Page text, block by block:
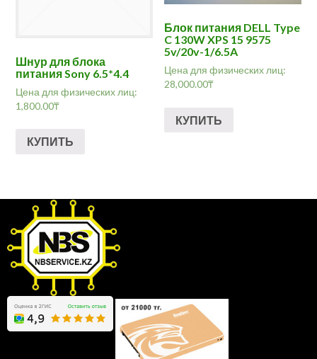
Шнур для блока
питания Sony 6.5*4.4
Цена для физических лиц:
1,800.00₸
КУПИТЬ
Блок питания DELL Type
C 130W XPS 15 9575
5v/20v-1/6.5A
Цена для физических лиц:
28,000.00₸
КУПИТЬ